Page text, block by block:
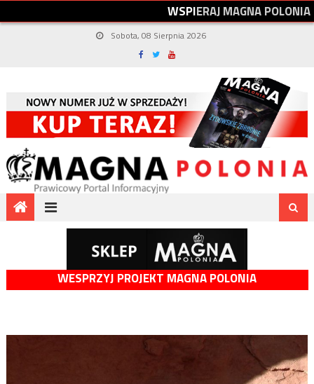
WSPIERAJMAGNAPOLONIA
Sobota, 08 Sierpnia 2026
WESPRZYJ PROJEKT MAGNA POLONIA